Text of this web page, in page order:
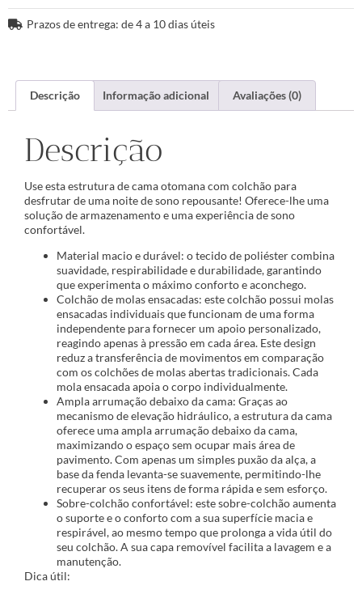
Prazos de entrega: de 4 a 10 dias úteis
Descrição Informação adicional Avaliações (0)
Descrição
Use esta estrutura de cama otomana com colchão para
desfrutar de uma noite de sono repousante! Oferece-lhe uma
solução de armazenamento e uma experiência de sono
confortável.
Material macio e durável: o tecido de poliéster combina
suavidade, respirabilidade e durabilidade, garantindo
que experimenta o máximo conforto e aconchego.
Colchão de molas ensacadas: este colchão possui molas
ensacadas individuais que funcionam de uma forma
independente para fornecer um apoio personalizado,
reagindo apenas à pressão em cada área. Este design
reduz a transferência de movimentos em comparação
com os colchões de molas abertas tradicionais. Cada
mola ensacada apoia o corpo individualmente.
Ampla arrumação debaixo da cama: Graças ao
mecanismo de elevação hidráulico, a estrutura da cama
oferece uma ampla arrumação debaixo da cama,
maximizando o espaço sem ocupar mais área de
pavimento. Com apenas um simples puxão da alça, a
base da fenda levanta-se suavemente, permitindo-lhe
recuperar os seus itens de forma rápida e sem esforço.
Sobre-colchão confortável: este sobre-colchão aumenta
o suporte e o conforto com a sua superfície macia e
respirável, ao mesmo tempo que prolonga a vida útil do
seu colchão. A sua capa removível facilita a lavagem e a
manutenção.
Dica útil: